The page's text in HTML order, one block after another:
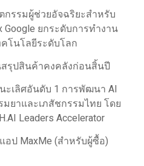
กรรมผู้ช่วยอัจฉริยะสำหรับ
Google ยกระดับการทำงาน
โนโลยีระดับโลก
รุปสินค้าคงคลังก่อนสิ้นปี
ะเลิศอันดับ 1 การพัฒนา AI
ยาและเภสัชกรรมไทย โดย
Leaders Accelerator
อป MaxMe (สำหรับผู้ซื้อ)